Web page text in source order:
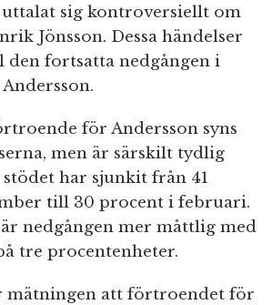
uttalat sig kontroversiellt om
Jönsson. Dessa händelser
fortsatta nedgången i
för Andersson syns
men är särskilt tydlig
har sjunkit från 41
till 30 procent i februari.
nedgången mer måttlig med
tre procentenheter.
mätningen att förtroendet för